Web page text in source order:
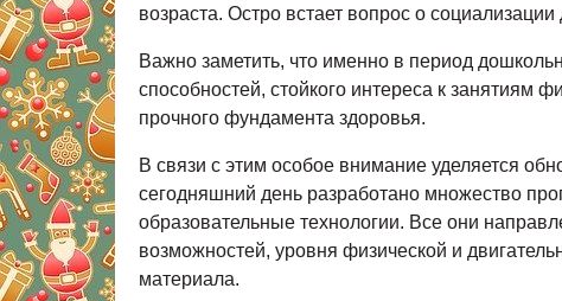
возраста. Остро встает вопрос о
Важно заметить, что именно в период
способностей, стойкого интереса к занятиям
прочного фундамента здоровья.
В связи с этим особое внимание уделяется
сегодняшний день разработано множество
образовательные технологии. Все они
возможностей, уровня физической и
материала.